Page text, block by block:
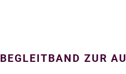
BEGLEITBAND ZUR